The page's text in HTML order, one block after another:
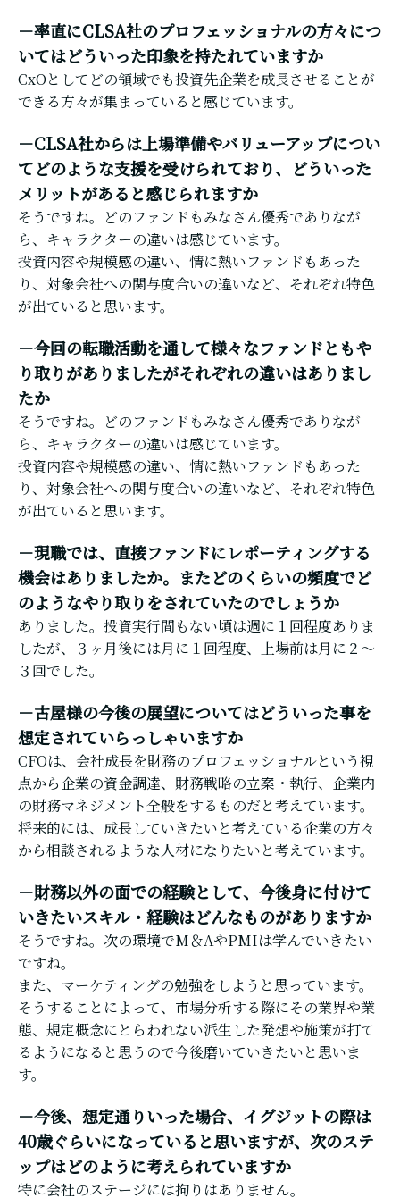
－率直にCLSA社のプロフェッショナルの方々につ
いてはどういった印象を持たれていますか
CxOとしてどの領域でも投資先企業を成長させることが
できる方々が集まっていると感じています。
－CLSA社からは上場準備やバリューアップについ
てどのような支援を受けられており、どういった
メリットがあると感じられますか
そうですね。どのファンドもみなさん優秀でありなが
ら、キャラクターの違いは感じています。
投資内容や規模感の違い、情に熱いファンドもあった
り、対象会社への関与度合いの違いなど、それぞれ特色
が出ていると思います。
－今回の転職活動を通して様々なファンドともや
り取りがありましたがそれぞれの違いはありまし
たか
そうですね。どのファンドもみなさん優秀でありなが
ら、キャラクターの違いは感じています。
投資内容や規模感の違い、情に熱いファンドもあった
り、対象会社への関与度合いの違いなど、それぞれ特色
が出ていると思います。
－現職では、直接ファンドにレポーティングする
機会はありましたか。またどのくらいの頻度でど
のようなやり取りをされていたのでしょうか
ありました。投資実行間もない頃は週に１回程度ありま
したが、３ヶ月後には月に１回程度、上場前は月に２～
３回でした。
－古屋様の今後の展望についてはどういった事を
想定されていらっしゃいますか
CFOは、会社成長を財務のプロフェッショナルという視
点から企業の資金調達、財務戦略の立案・執行、企業内
の財務マネジメント全般をするものだと考えています。
将来的には、成長していきたいと考えている企業の方々
から相談されるような人材になりたいと考えています。
－財務以外の面での経験として、今後身に付けて
いきたいスキル・経験はどんなものがありますか
そうですね。次の環境でM＆AやPMIは学んでいきたい
ですね。
また、マーケティングの勉強をしようと思っています。
そうすることによって、市場分析する際にその業界や業
態、規定概念にとらわれない派生した発想や施策が打て
るようになると思うので今後磨いていきたいと思いま
す。
－今後、想定通りいった場合、イグジットの際は
40歳ぐらいになっていると思いますが、次のステ
ップはどのように考えられていますか
特に会社のステージには拘りはありません。